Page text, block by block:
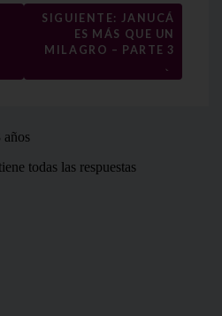
SIGUIENTE: JANUCÁ
ES MÁS QUE UN
MILAGRO – PARTE 3
→